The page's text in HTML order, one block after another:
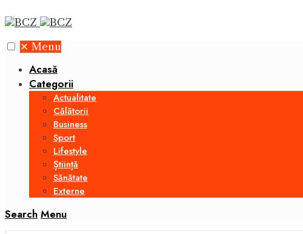
✕ Menu
Acasă
Categorii
Actualitate
Călătorii
Business
Sport
Lifestyle
Știință
Sănătate
Externe
Search Menu